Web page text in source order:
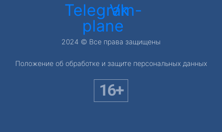
Telegram-
plane
Vk
2024 © Все права защищены
Положение об обработке и защите персональных данных